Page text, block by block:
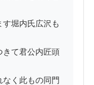
堀内氏広沢も
て君公内匠頭
く此もの同門